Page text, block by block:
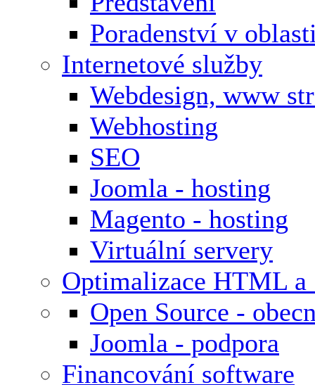
Poradenství v
Internetové služby
Webdesign, www
Webhosting
SEO
Joomla - hosting
Magento - hosting
Virtuální servery
Optimalizace HTML a
Open Source -
Joomla - podpora
Financování software